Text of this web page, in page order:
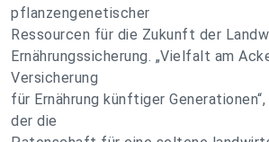
pflanzengenetischer
Ressourcen für die Zukunft der
Ernährungssicherung. „Vielfalt am
Versicherung
für Ernährung künftiger
der die